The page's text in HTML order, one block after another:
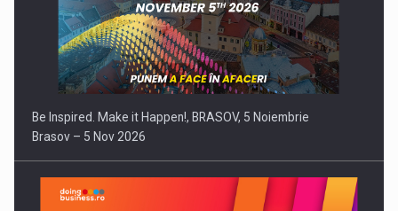
Be Inspired. Make it Happen!, BRASOV, 5 Noiembrie
Brasov – 5 Nov 2026